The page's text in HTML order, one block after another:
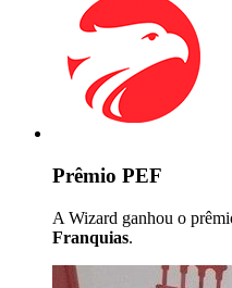
Prêmio PEF
A Wizard ganhou o
Franquias.